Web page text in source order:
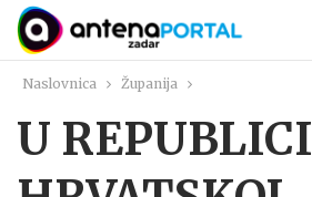
Naslovnica Županija
U REPUBLICI